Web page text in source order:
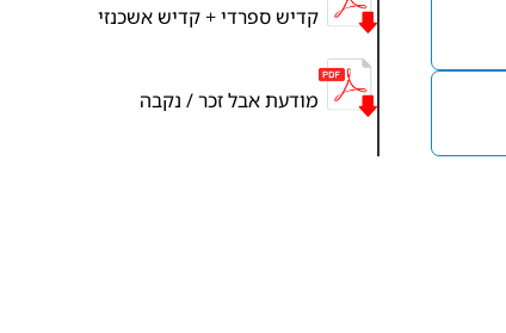
קדיש ספרדי + קדיש אשכנזי
מודעת אבל זכר / נקבה